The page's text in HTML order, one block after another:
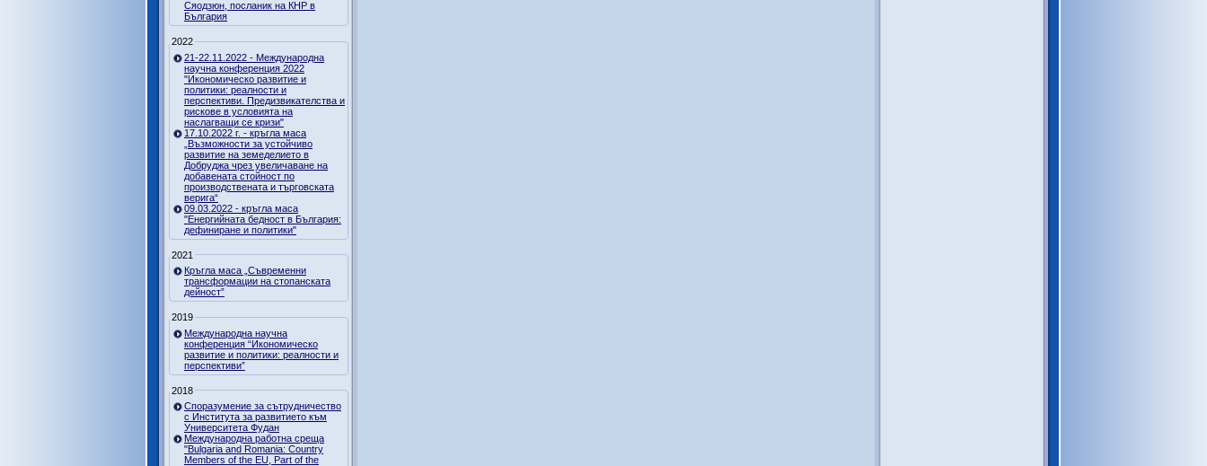
Сяодзюн, посланик на КНР в
България
2022
21-22.11.2022 - Международна
научна конференция 2022
"Икономическо развитие и
политики: реалности и
перспективи. Предизвикателства и
рискове в условията на
наслагващи се кризи"
17.10.2022 г. - кръгла маса
„Възможности за устойчиво
развитие на земеделието в
Добруджа чрез увеличаване на
добавената стойност по
производствената и търговската
верига“
09.03.2022 - кръгла маса
"Енергийната бедност в България:
дефиниране и политики"
2021
Кръгла маса „Съвременни
трансформации на стопанската
дейност”
2019
Международна научна
конференция “Икономическо
развитие и политики: реалности и
перспективи”
2018
Споразумение за сътрудничество
с Института за развитието към
Университета Фудан
Международна работна среща
"Bulgaria and Romania: Country
Members of the EU, Part of the